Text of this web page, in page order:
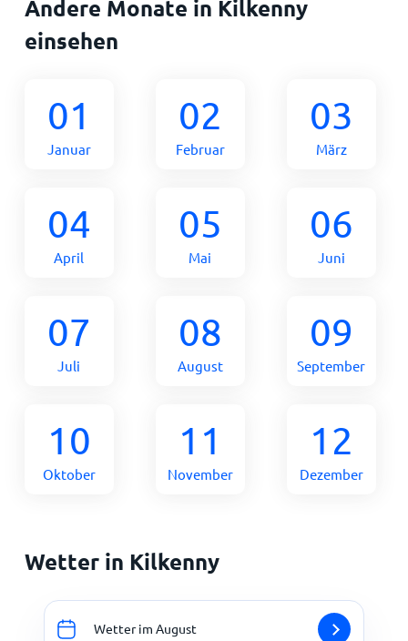
Andere Monate in Kilkenny
einsehen
01
Januar
02
Februar
03
März
04
April
05
Mai
06
Juni
07
Juli
08
August
09
September
10
Oktober
11
November
12
Dezember
Wetter in Kilkenny
Wetter im August